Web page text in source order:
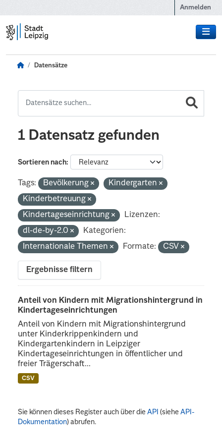
Anmelden
Datensätze
1 Datensatz gefunden
Sortieren nach
Tags: Bevölkerung
Kindergarten
Kinderbetreuung
Kindertageseinrichtung
Lizenzen:
dl-de-by-2.0
Kategorien:
Internationale Themen
Formate: CSV
Ergebnisse filtern
Anteil von Kindern mit Migrationshintergrund in
Kindertageseinrichtungen
Anteil von Kindern mit Migrationshintergrund
unter Kinderkrippenkindern und
Kindergartenkindern in Leipziger
Kindertageseinrichtungen in öffentlicher und
freier Trägerschaft...
CSV
Sie können dieses Register auch über dieAPI (sieheAPI-
Dokumentation) abrufen.